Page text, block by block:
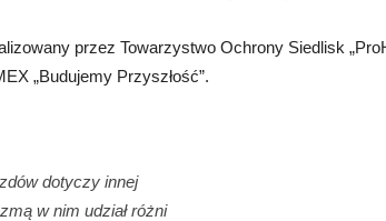
przez Towarzystwo Ochrony Siedlisk
„Budujemy Przyszłość”.
dotyczy innej
w nim udział różni